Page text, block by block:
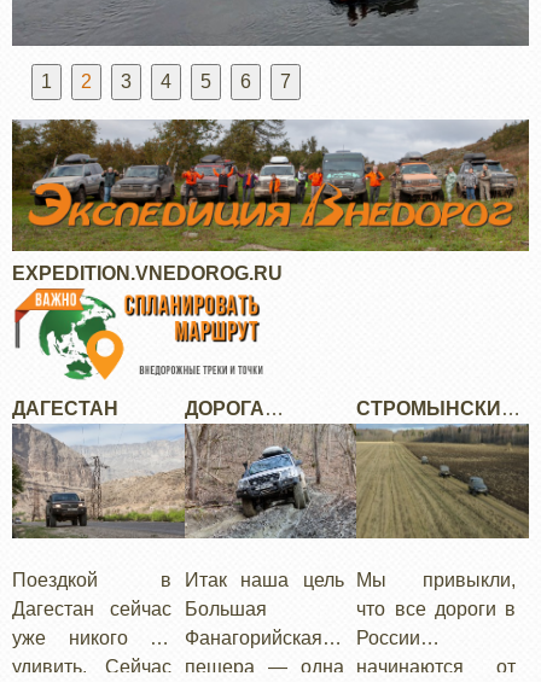
1 2 3 4 5 6 7
Previous
Next
EXPEDITION.VNEDOROG.RU
ДАГЕСТАН
Поездкой в
Дагестан сейчас
уже никого не
удивить. Сейчас
ДОРОГА К
ФАНАГОРИЙСКО
Й ПЕЩЕРЕ
Итак наша цель
Большая
Фанагорийская
пещера — одна
СТРОМЫНСКИЙ
ТРАКТ
Мы привыкли,
что все дороги в
России
начинаются от